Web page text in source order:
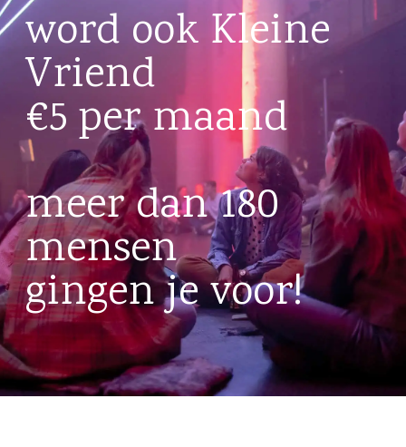
word ook Kleine
Vriend
€5 per maand
meer dan 180
mensen
gingen je voor!